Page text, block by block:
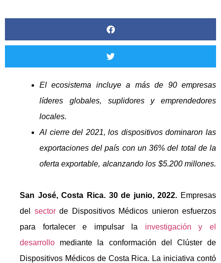
El ecosistema incluye a más de 90 empresas
líderes globales, suplidores y emprendedores
locales.
Al cierre del 2021, los dispositivos dominaron las
exportaciones del país con un 36% del total de la
oferta exportable, alcanzando los $5.200 millones.
San José, Costa Rica. 30 de junio, 2022. Empresas
del sector de Dispositivos Médicos unieron esfuerzos
para fortalecer e impulsar la investigación y el
desarrollo mediante la conformación del Clúster de
Dispositivos Médicos de Costa Rica. La iniciativa contó